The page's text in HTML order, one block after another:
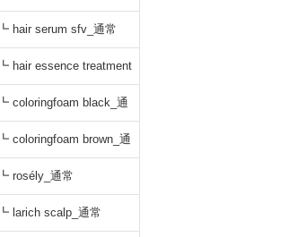
┗ hair serum sfv_通常
┗ hair essence treatment
dr_通常
┗ coloringfoam black_通
常
┗ coloringfoam brown_通
常
┗ rosély_通常
┗ larich scalp_通常